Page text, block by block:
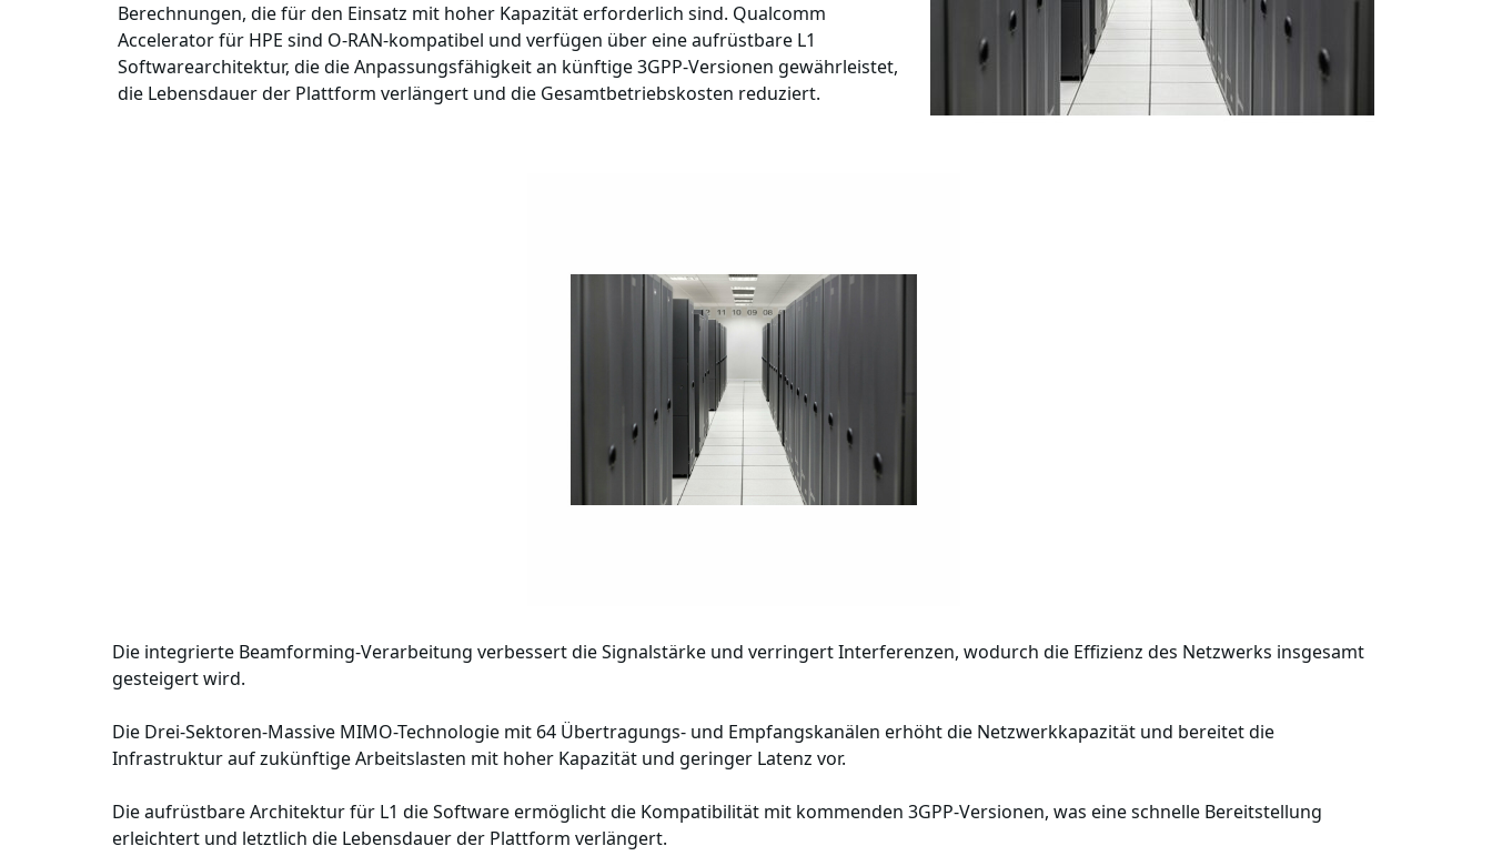
Berechnungen, die für den Einsatz mit hoher Kapazität erforderlich sind. Qualcomm
Accelerator für HPE sind O-RAN-kompatibel und verfügen über eine aufrüstbare L1
Softwarearchitektur, die die Anpassungsfähigkeit an künftige 3GPP-Versionen gewährleistet,
die Lebensdauer der Plattform verlängert und die Gesamtbetriebskosten reduziert.
Die integrierte Beamforming-Verarbeitung verbessert die Signalstärke und verringert Interferenzen, wodurch die Effizienz des Netzwerks insgesamt
gesteigert wird.
Die Drei-Sektoren-Massive MIMO-Technologie mit 64 Übertragungs- und Empfangskanälen erhöht die Netzwerkkapazität und bereitet die
Infrastruktur auf zukünftige Arbeitslasten mit hoher Kapazität und geringer Latenz vor.
Die aufrüstbare Architektur für L1 die Software ermöglicht die Kompatibilität mit kommenden 3GPP-Versionen, was eine schnelle Bereitstellung
erleichtert und letztlich die Lebensdauer der Plattform verlängert.